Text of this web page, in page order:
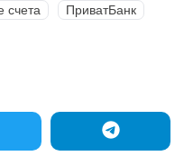
счета ПриватБанк